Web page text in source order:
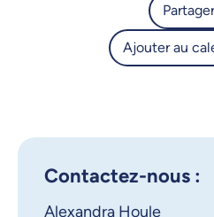
Partager
Ajouter au
Contactez-nous :
Alexandra Houle